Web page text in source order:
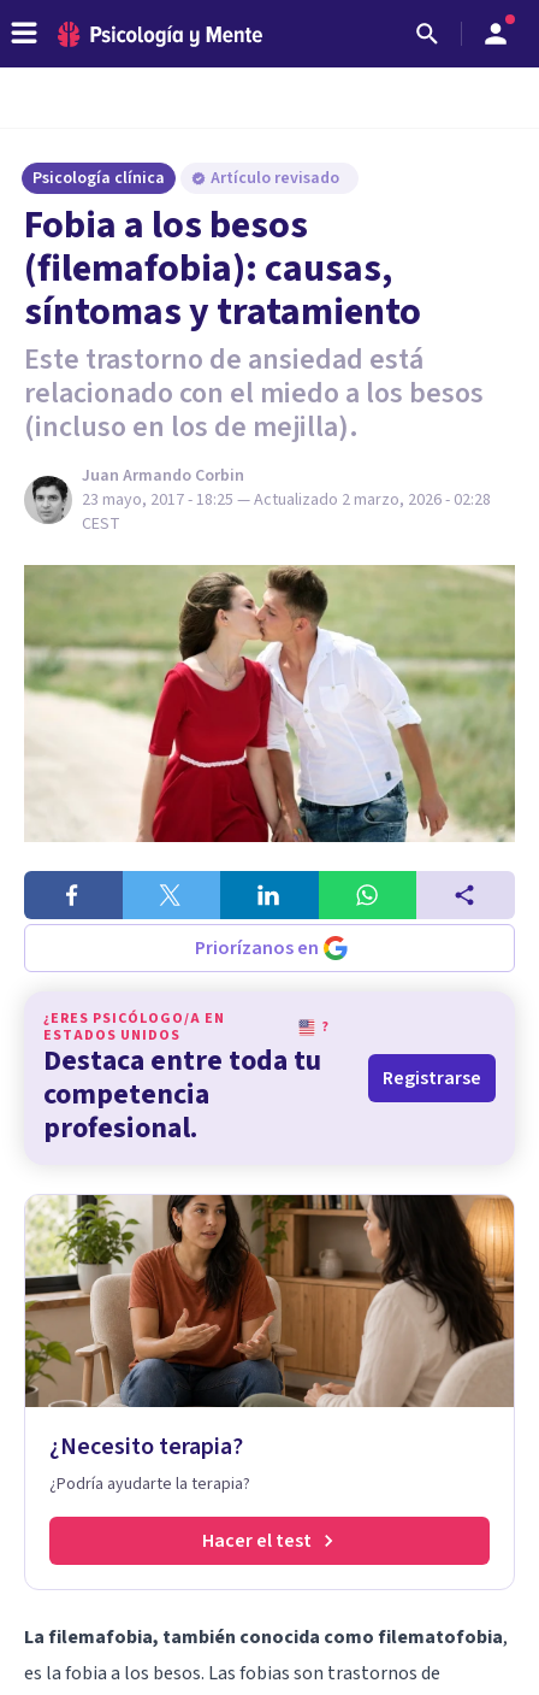
Psicología clínica Artículo revisado
Fobia a los besos
(filemafobia): causas,
síntomas y tratamiento
Este trastorno de ansiedad está
relacionado con el miedo a los besos
(incluso en los de mejilla).
Juan Armando Corbin
23 mayo, 2017 - 18:25 — Actualizado 2 marzo, 2026 - 02:28
CEST
Priorízanos en
¿ERES PSICÓLOGO/A EN
ESTADOS UNIDOS
?
Destaca entre toda tu
competencia
profesional.
Registrarse
¿Necesito terapia?
¿Podría ayudarte la terapia?
Hacer el test
La filemafobia, también conocida como filematofobia,
es la fobia a los besos. Las fobias son trastornos de